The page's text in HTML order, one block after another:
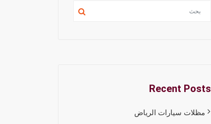
Recent Posts
مظلات سيارات الرياض